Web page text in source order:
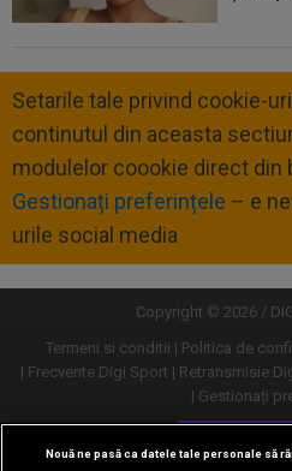
Setarile tale privind cookie-
continutul din aceasta
modulelor coookie direct din
Gestionați preferințele – e
urile social media
Copyright © 2026 /
Termeni si conditii
Politica de
Frecvente Digi Sport
Retransmisie
Gestionați
Versiune
Nouă ne pasă ca datele tale personale să